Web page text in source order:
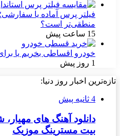
فیلتر پرس آماده یا
منطقی‌تر است؟
15 ساعت پیش
خودرو اقساطی بخریم یا
1 روز پیش
تازه‌ترین اخبار روز دنیا:
4 ثانیه پیش
دانلود آهنگ های
بیت مسترینگ موزیک